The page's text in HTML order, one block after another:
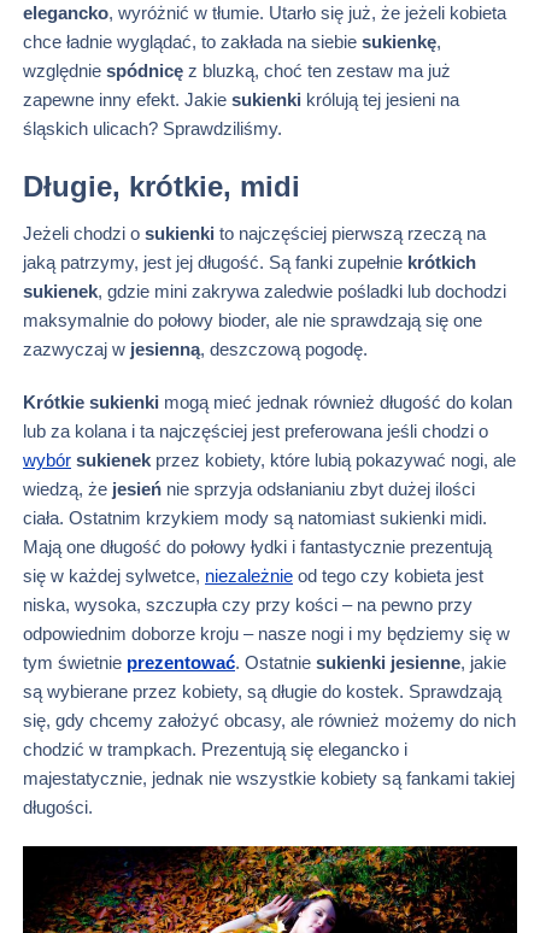
elegancko, wyróżnić w tłumie. Utarło się już, że jeżeli kobieta
chce ładnie wyglądać, to zakłada na siebie sukienkę,
względnie spódnicę z bluzką, choć ten zestaw ma już
zapewne inny efekt. Jakie sukienki królują tej jesieni na
śląskich ulicach? Sprawdziliśmy.
Długie, krótkie, midi
Jeżeli chodzi o sukienki to najczęściej pierwszą rzeczą na
jaką patrzymy, jest jej długość. Są fanki zupełnie krótkich
sukienek, gdzie mini zakrywa zaledwie pośladki lub dochodzi
maksymalnie do połowy bioder, ale nie sprawdzają się one
zazwyczaj w jesienną, deszczową pogodę.
Krótkie sukienki mogą mieć jednak również długość do kolan
lub za kolana i ta najczęściej jest preferowana jeśli chodzi o
wybór sukienek przez kobiety, które lubią pokazywać nogi, ale
wiedzą, że jesień nie sprzyja odsłanianiu zbyt dużej ilości
ciała. Ostatnim krzykiem mody są natomiast sukienki midi.
Mają one długość do połowy łydki i fantastycznie prezentują
się w każdej sylwetce, niezależnie od tego czy kobieta jest
niska, wysoka, szczupła czy przy kości – na pewno przy
odpowiednim doborze kroju – nasze nogi i my będziemy się w
tym świetnie prezentować. Ostatnie sukienki jesienne, jakie
są wybierane przez kobiety, są długie do kostek. Sprawdzają
się, gdy chcemy założyć obcasy, ale również możemy do nich
chodzić w trampkach. Prezentują się elegancko i
majestatycznie, jednak nie wszystkie kobiety są fankami takiej
długości.